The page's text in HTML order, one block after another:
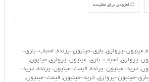
افزودن برای مقایسه
, مینیون-پروازی, بازی-مینیون-پرنده, اسباب-بازی-
پروازی, اسباب-بازی-مینیون-پروازی, مینیون,
, خرید-مینیون-پرنده, قیمت-مینیون-پرنده, خرید-
بازی-مینیون-پروازی, خرید-مینیون, قیمت-مینیون,